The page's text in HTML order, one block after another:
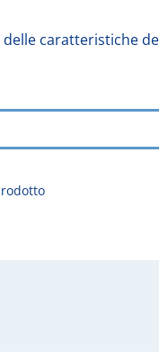
delle caratteristiche